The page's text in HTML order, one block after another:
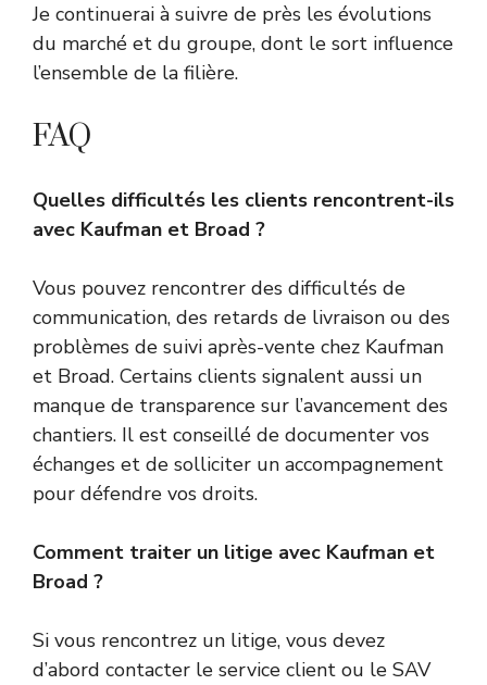
Je continuerai à suivre de près les évolutions
du marché et du groupe, dont le sort influence
l’ensemble de la filière.
FAQ
Quelles difficultés les clients rencontrent-ils
avec Kaufman et Broad ?
Vous pouvez rencontrer des difficultés de
communication, des retards de livraison ou des
problèmes de suivi après-vente chez Kaufman
et Broad. Certains clients signalent aussi un
manque de transparence sur l’avancement des
chantiers. Il est conseillé de documenter vos
échanges et de solliciter un accompagnement
pour défendre vos droits.
Comment traiter un litige avec Kaufman et
Broad ?
Si vous rencontrez un litige, vous devez
d’abord contacter le service client ou le SAV